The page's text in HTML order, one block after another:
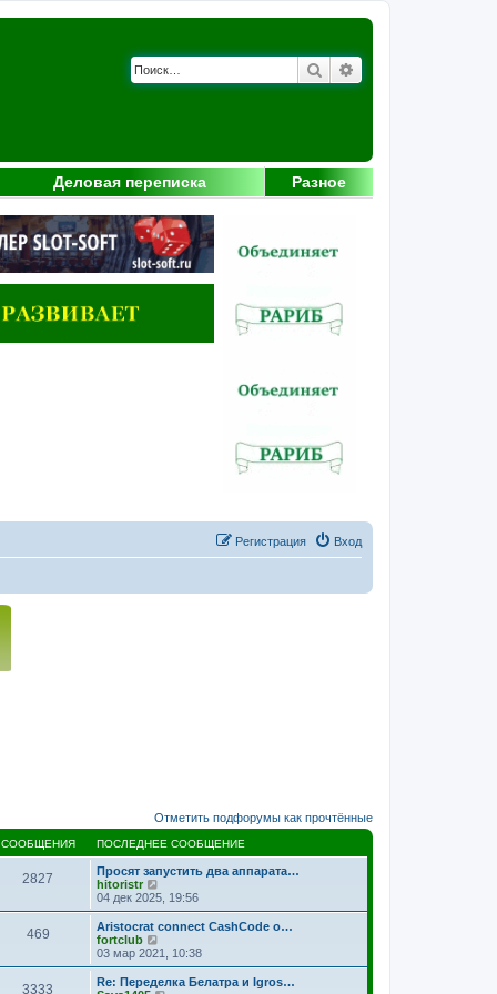
Поиск
Деловая переписка Разное
Вход
Регистрация
Отметить подфорумы как прочтённые
СООБЩЕНИЯ ПОСЛЕДНЕЕ СООБЩЕНИЕ
2827
Просят запустить два аппарата…
hitoristr
е
р
е
т
п
04 дек 2025, 19:56
469
Aristocrat connect CashCode o…
fortclub
е
р
е
03 мар 2021, 10:38
3333
Re: Переделка Белатра и Igros…